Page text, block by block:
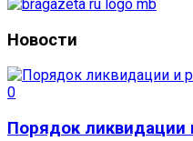
Новости
0
Порядок ликвидации